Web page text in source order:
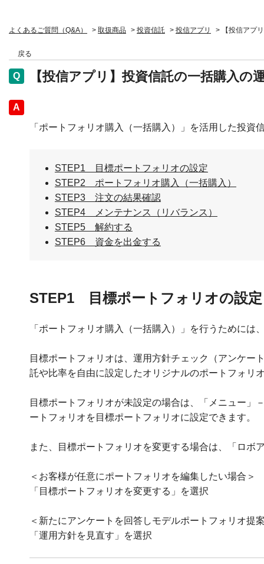
よくあるご質問（Q&A） > 取扱商品 > 投資信託 > 投信アプリ > 【投信アプ
戻る
【投信アプリ】投資信託の一括購入
回答
「ポートフォリオ購入（一括購入）」を活用した投
STEP1 目標ポートフォリオの設定
STEP2 ポートフォリオ購入（一括購入）
STEP3 注文の結果確認
STEP4 メンテナンス（リバランス）
STEP5 解約する
STEP6 資金を出金する
STEP1 目標ポートフォリオの設定
「ポートフォリオ購入（一括購入）」を行うために
目標ポートフォリオは、運用方針チェック（アンケー
託や比率を自由に設定したオリジナルのポートフォリ
目標ポートフォリオが未設定の場合は、「メニュー」
ートフォリオを目標ポートフォリオに設定できます。
また、目標ポートフォリオを変更する場合は、「ロボ
＜お客様が任意にポートフォリオを編集したい場合＞
「目標ポートフォリオを変更する」を選択
＜新たにアンケートを回答しモデルポートフォリオ提
「運用方針を見直す」を選択